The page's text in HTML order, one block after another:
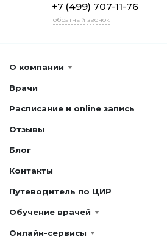
+7 (499) 707-11-76
обратный звонок
О компании
Врачи
Расписание и online запись
Отзывы
Блог
Контакты
Путеводитель по ЦИР
Обучение врачей
Онлайн-сервисы